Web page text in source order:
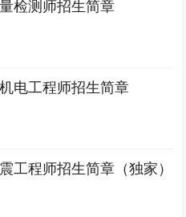
检测师招生简章
电工程师招生简章
工程师招生简章（独家）